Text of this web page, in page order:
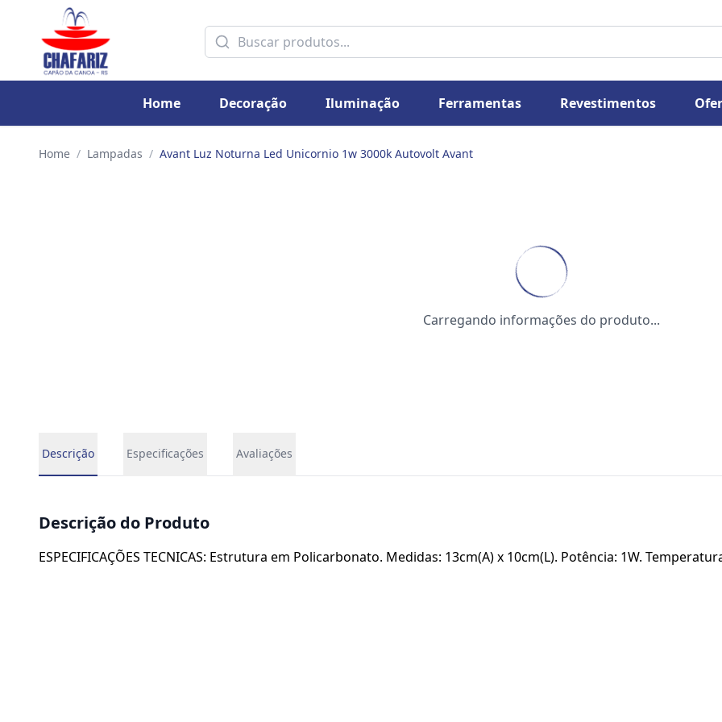
Home Decoração Iluminação Ferramentas Revestimentos
Home / Lampadas / Avant Luz Noturna Led Unicornio 1w 3000k Autovolt Avant
Carregando informações do produto...
Descrição Especificações Avaliações
Descrição do Produto
ESPECIFICAÇÕES TECNICAS: Estrutura em Policarbonato. Medidas: 13cm(A) x 10cm(L). Potência: 1W.